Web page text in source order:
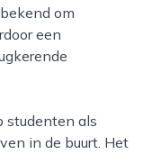
om
een
in de buurt. Het